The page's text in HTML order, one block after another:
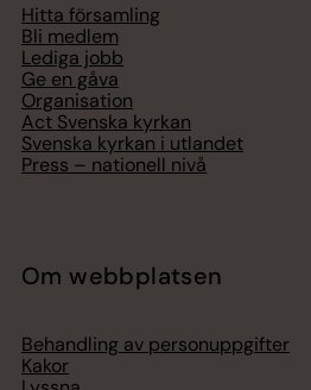
Hitta församling
Bli medlem
Lediga jobb
Ge en gåva
Organisation
Act Svenska kyrkan
Svenska kyrkan i utlandet
Press – nationell nivå
Om webbplatsen
Behandling av personuppgifter
Kakor